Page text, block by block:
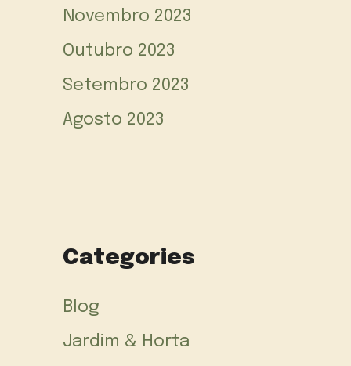
Novembro 2023
Outubro 2023
Setembro 2023
Agosto 2023
Categories
Blog
Jardim & Horta